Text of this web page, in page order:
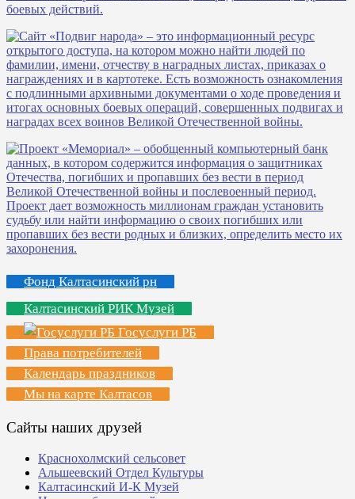
Фонд Калтасинский рн
Калтасинский РИК Музей
Госуслуги РБ
Права потребителей
Календарь праздников
Мы на карте Калтасов
Сайты наших друзей
Краснохолмский сельсовет
Альшеевский Отдел Культуры
Калтасинский И-К Музей